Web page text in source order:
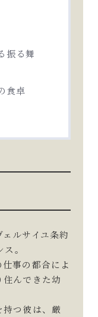
振る舞
食卓
ルサイユ条約
。
事の都合によ
んできた幼
つ彼は、厳